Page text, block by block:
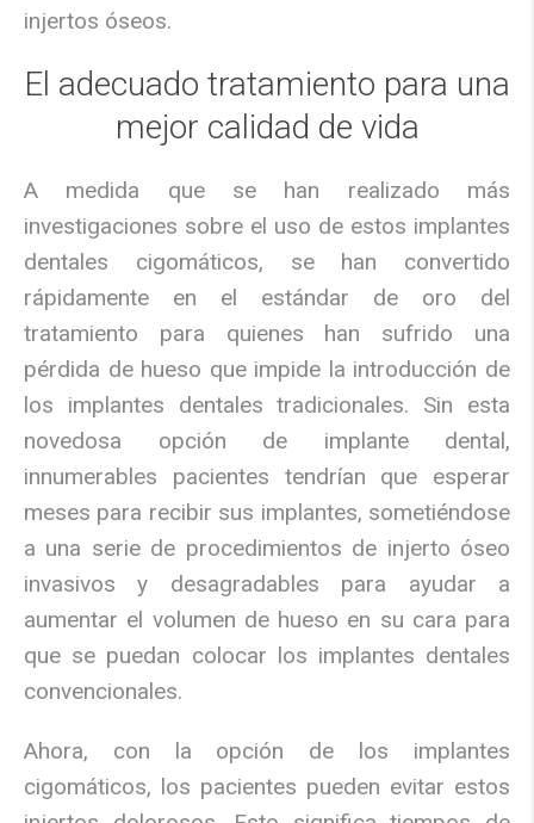
injertos óseos.
El adecuado tratamiento para una
mejor calidad de vida
A medida que se han realizado más
investigaciones sobre el uso de estos implantes
dentales cigomáticos, se han convertido
rápidamente en el estándar de oro del
tratamiento para quienes han sufrido una
pérdida de hueso que impide la introducción de
los implantes dentales tradicionales. Sin esta
novedosa opción de implante dental,
innumerables pacientes tendrían que esperar
meses para recibir sus implantes, sometiéndose
a una serie de procedimientos de injerto óseo
invasivos y desagradables para ayudar a
aumentar el volumen de hueso en su cara para
que se puedan colocar los implantes dentales
convencionales.
Ahora, con la opción de los implantes
cigomáticos, los pacientes pueden evitar estos